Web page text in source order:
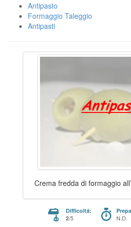
Antipasto
Formaggio Taleggio
Antipasti
Crema fredda di formaggio
Difficoltá:
2/5 N.D.